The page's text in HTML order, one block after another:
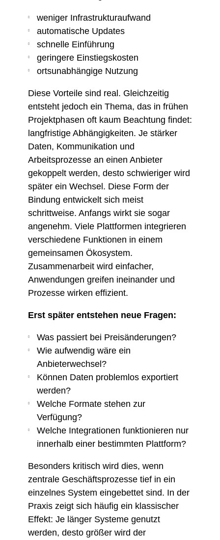
weniger Infrastrukturaufwand
automatische Updates
schnelle Einführung
geringere Einstiegskosten
ortsunabhängige Nutzung
Diese Vorteile sind real. Gleichzeitig
entsteht jedoch ein Thema, das in frühen
Projektphasen oft kaum Beachtung findet:
langfristige Abhängigkeiten. Je stärker
Daten, Kommunikation und
Arbeitsprozesse an einen Anbieter
gekoppelt werden, desto schwieriger wird
später ein Wechsel. Diese Form der
Bindung entwickelt sich meist
schrittweise. Anfangs wirkt sie sogar
angenehm. Viele Plattformen integrieren
verschiedene Funktionen in einem
gemeinsamen Ökosystem.
Zusammenarbeit wird einfacher,
Anwendungen greifen ineinander und
Prozesse wirken effizient.
Erst später entstehen neue Fragen:
Was passiert bei Preisänderungen?
Wie aufwendig wäre ein
Anbieterwechsel?
Können Daten problemlos exportiert
werden?
Welche Formate stehen zur
Verfügung?
Welche Integrationen funktionieren nur
innerhalb einer bestimmten Plattform?
Besonders kritisch wird dies, wenn
zentrale Geschäftsprozesse tief in ein
einzelnes System eingebettet sind. In der
Praxis zeigt sich häufig ein klassischer
Effekt: Je länger Systeme genutzt
werden, desto größer wird der